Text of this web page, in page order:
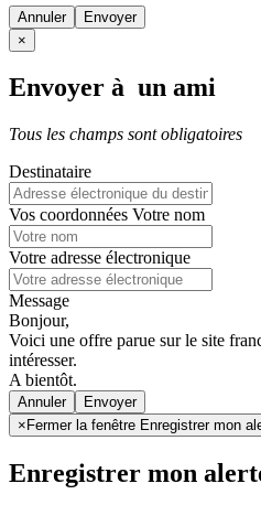
Annuler
×
Envoyer à un ami
Tous les champs sont obligatoires
Destinataire
Vos coordonnées Votre nom
Votre adresse électronique
Message
Bonjour,
Voici une offre parue sur le site
intéresser.
A bientôt.
Annuler
× Fermer la fenêtre Enregistrer mon
Enregistrer mon